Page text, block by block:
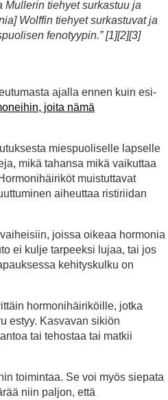
Mullerin tiehyet surkastuu ja
Wolffin tiehyet surkastuvat ja
fenotyypin.” [1][2][3]
ajalla ennen kuin esi-
joita nämä
miespuoliselle lapselle
mikä tahansa mikä vaikuttaa
muistuttavat
aiheuttaa ristiriidan
joissa oikeaa hormonia
ei kulje tarpeeksi lujaa, tai jos
kehityskulku on
hormonihäiriköille, jotka
estyy. Kasvavan sikiön
tai tehostaa tai matkii
toimintaa. Se voi myös siepata
niin paljon, että